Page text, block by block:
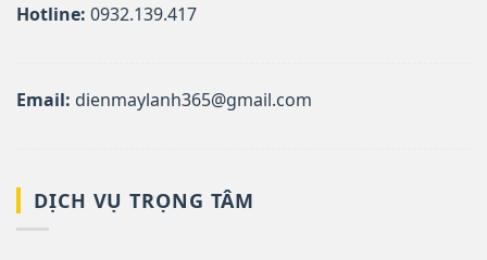
Hotline: 0932.139.417
Email: dienmaylanh365@gmail.com
DỊCH VỤ TRỌNG TÂM